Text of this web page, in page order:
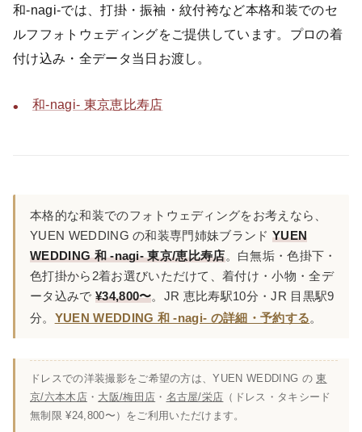
和-nagi-では、打掛・振袖・紋付袴など本格和装でのセ
ルフフォトウェディングをご提供しています。プロの着
付け込み・全データ当日お渡し。
和-nagi- 東京恵比寿店
本格的な和装でのフォトウェディングをお考えなら、
YUEN WEDDING の和装専門姉妹ブランド YUEN
WEDDING 和 -nagi- 東京/恵比寿店。白無垢・色掛下・
色打掛から2着お選びいただけて、着付け・小物・全デ
ータ込みで ¥34,800〜。JR 恵比寿駅10分・JR 目黒駅9
分。 YUEN WEDDING 和 -nagi- の詳細・予約する。
ドレスでの洋装撮影をご希望の方は、YUEN WEDDING の東
京/六本木店・ 大阪/梅田店 ・ 名古屋/栄店 （ドレス・タキシード
無制限 ¥24,800〜）をご利用いただけます。